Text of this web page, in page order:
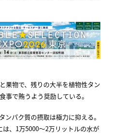
果物で、残りの大半を植物性タン
事で賄うよう奨励している。
ンパク質の摂取は極力に抑える。
、1万5000〜2万リットルの水が